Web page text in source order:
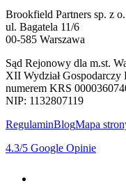
Brookfield Partners sp. z
ul. Bagatela 11/6
00-585 Warszawa
Sąd Rejonowy dla m.st.
XII Wydział Gospodarczy
numerem KRS
NIP: 1132807119
RegulaminBlogMapa
4.3/5 Google Opinie